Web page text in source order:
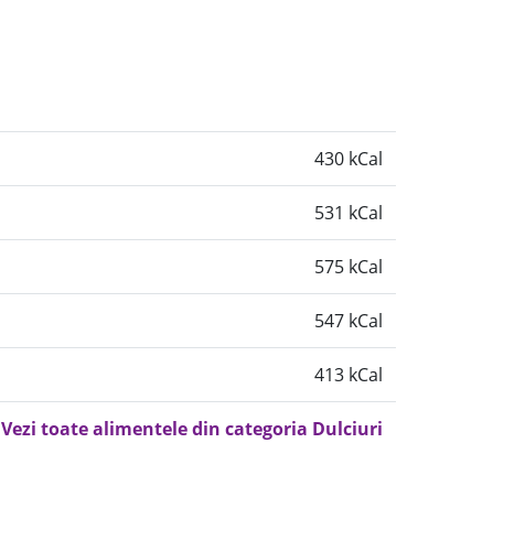
430 kCal
531 kCal
575 kCal
547 kCal
413 kCal
Vezi toate alimentele din categoria Dulciuri